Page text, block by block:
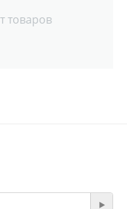
товаров